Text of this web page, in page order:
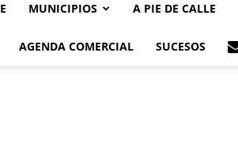
Valdeorrasdecerca
MUNICIPIOS A PIE DE CALLE
AGENDA COMERCIAL SUCESOS